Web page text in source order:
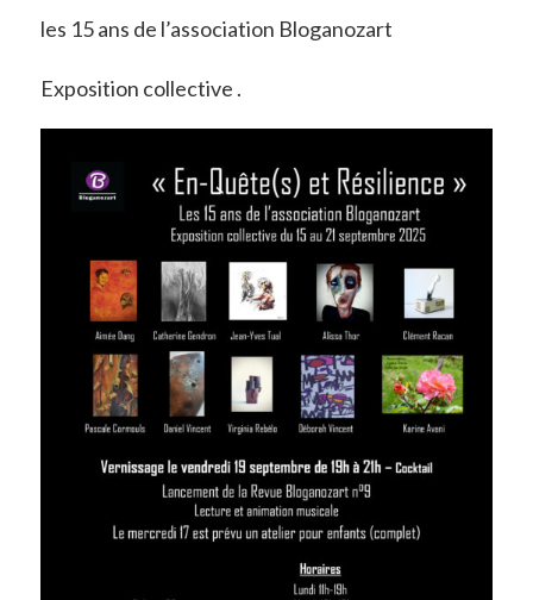
les 15 ans de l’association Bloganozart
Exposition collective .